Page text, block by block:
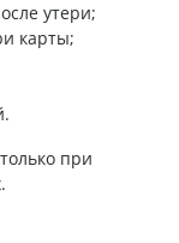
утери;
карты;
при